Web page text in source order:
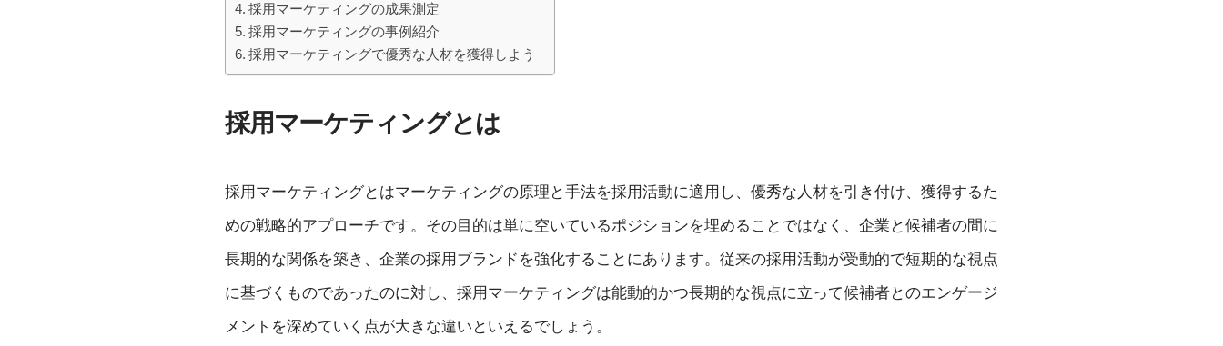
採用マーケティングの成果測定
採用マーケティングの事例紹介
採用マーケティングで優秀な人材を獲得しよう
採用マーケティングとは
採用マーケティングとはマーケティングの原理と手法を採用活動に適用し、優秀な人材を引き付け、獲得するた
めの戦略的アプローチです。その目的は単に空いているポジションを埋めることではなく、企業と候補者の間に
長期的な関係を築き、企業の採用ブランドを強化することにあります。従来の採用活動が受動的で短期的な視点
に基づくものであったのに対し、採用マーケティングは能動的かつ長期的な視点に立って候補者とのエンゲージ
メントを深めていく点が大きな違いといえるでしょう。